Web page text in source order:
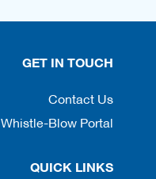
QUICK LINKS
GET IN TOUCH
Contact Us
Whistle-Blow Portal